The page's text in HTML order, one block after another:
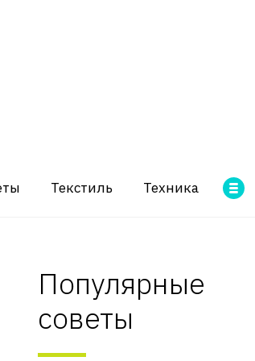
Текстиль Техника
Популярные
советы